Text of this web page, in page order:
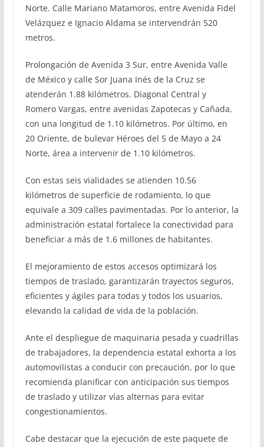
Norte. Calle Mariano Matamoros, entre Avenida Fidel
Velázquez e Ignacio Aldama se intervendrán 520
metros.
Prolongación de Avenida 3 Sur, entre Avenida Valle
de México y calle Sor Juana Inés de la Cruz se
atenderán 1.88 kilómetros. Diagonal Central y
Romero Vargas, entre avenidas Zapotecas y Cañada,
con una longitud de 1.10 kilómetros. Por último, en
20 Oriente, de bulevar Héroes del 5 de Mayo a 24
Norte, área a intervenir de 1.10 kilómetros.
Con estas seis vialidades se atienden 10.56
kilómetros de superficie de rodamiento, lo que
equivale a 309 calles pavimentadas. Por lo anterior, la
administración estatal fortalece la conectividad para
beneficiar a más de 1.6 millones de habitantes.
El mejoramiento de estos accesos optimizará los
tiempos de traslado, garantizarán trayectos seguros,
eficientes y ágiles para todas y todos los usuarios,
elevando la calidad de vida de la población.
Ante el despliegue de maquinaria pesada y cuadrillas
de trabajadores, la dependencia estatal exhorta a los
automovilistas a conducir con precaución, por lo que
recomienda planificar con anticipación sus tiempos
de traslado y utilizar vías alternas para evitar
congestionamientos.
Cabe destacar que la ejecución de este paquete de